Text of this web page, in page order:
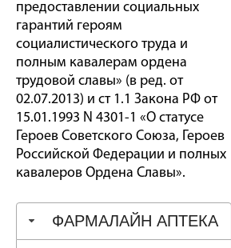
предоставлении социальных
гарантий героям
социалистического труда и
полным кавалерам ордена
трудовой славы» (в ред. от
02.07.2013) и ст 1.1 Закона РФ от
15.01.1993 N 4301-1 «О статусе
Героев Советского Союза, Героев
Российской Федерации и полных
кавалеров Ордена Славы».
ФАРМАЛАЙН АПТЕКА